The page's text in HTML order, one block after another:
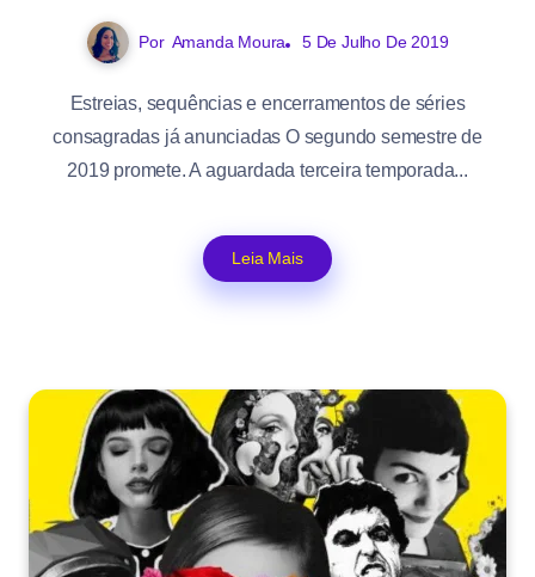
Por Amanda Moura 5 De Julho De 2019
Estreias, sequências e encerramentos de séries
consagradas já anunciadas O segundo semestre de
2019 promete. A aguardada terceira temporada...
Leia Mais